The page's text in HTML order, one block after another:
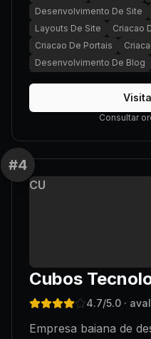
Desenvolvimento De Site
Layouts De Site
Criacao
Criacao De Portais
Desenvolvimento De Blog
Consultar
#4
CU
Cubos
4.7/5.0 ·
Empresa baiana de